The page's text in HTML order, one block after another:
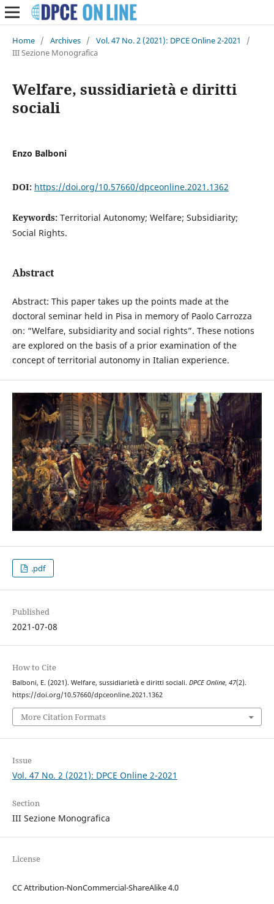
Home / Archives / Vol. 47 No. 2 (2021): DPCE Online 2-2021
/
III Sezione Monografica
Welfare, sussidiarietà e diritti
sociali
Enzo Balboni
DOI: https://doi.org/10.57660/dpceonline.2021.1362
Keywords: Territorial Autonomy; Welfare; Subsidiarity;
Social Rights.
Abstract
Abstract: This paper takes up the points made at the
doctoral seminar held in Pisa in memory of Paolo Carrozza
on: “Welfare, subsidiarity and social rights”. These notions
are explored on the basis of a prior examination of the
concept of territorial autonomy in Italian experience.
.pdf
Published
2021-07-08
How to Cite
Balboni, E. (2021). Welfare, sussidiarietà e diritti sociali. DPCE Online, 47(2).
https://doi.org/10.57660/dpceonline.2021.1362
More Citation Formats
Issue
Vol. 47 No. 2 (2021): DPCE Online 2-2021
Section
III Sezione Monografica
License
CC Attribution-NonCommercial-ShareAlike 4.0